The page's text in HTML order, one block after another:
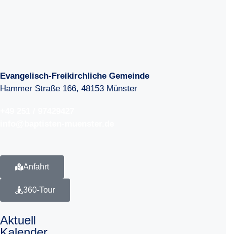
Evangelisch-Freikirchliche Gemeinde
Hammer Straße 166, 48153 Münster
Anfahrt
360-Tour
Aktuell